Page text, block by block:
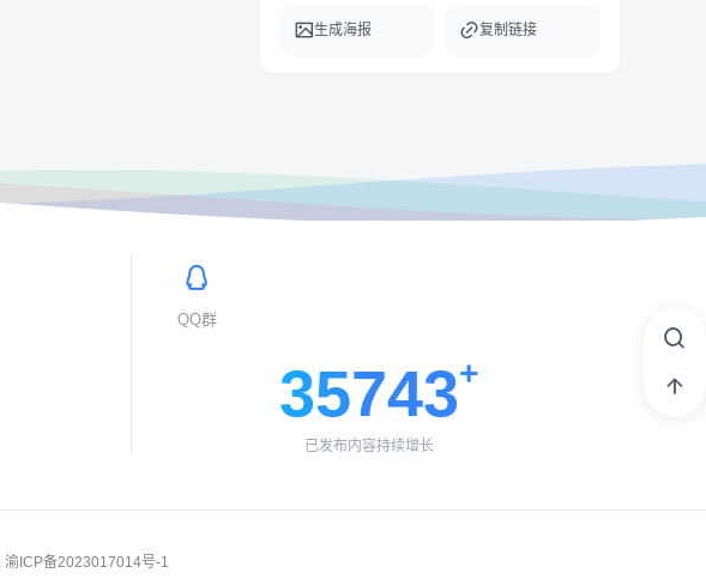
生成海报 复制链接
QQ群
35743
已发布内容持续增长
渝ICP备2023017014号-1